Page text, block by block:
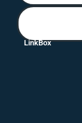
LinkBox